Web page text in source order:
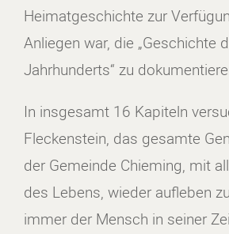
Heimatgeschichte zur
Anliegen war, die „Geschichte
Jahrhunderts“ zu
In insgesamt 16 Kapiteln
Fleckenstein, das gesamte
der Gemeinde Chieming, mit
des Lebens, wieder aufleben
immer der Mensch in seiner